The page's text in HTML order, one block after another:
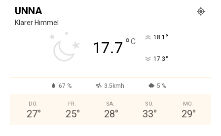
UNNA
Klarer Himmel
17.7 °C 18.1 °
17.3°
67 % 3.5kmh 5 %
DO.
27°
FR.
25°
SA.
28°
SO.
33°
MO.
29°